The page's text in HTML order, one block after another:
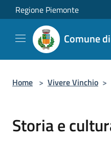
Salta al contenuto principale
Regione Piemonte
Comune
Home > Vivere Vinchio >
Storia e